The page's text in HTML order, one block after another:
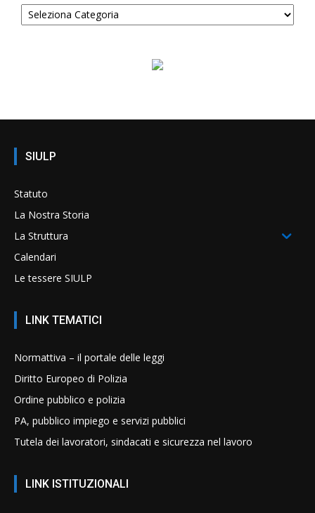
SIULP
Statuto
La Nostra Storia
La Struttura
Calendari
Le tessere SIULP
LINK TEMATICI
Normattiva – il portale delle leggi
Diritto Europeo di Polizia
Ordine pubblico e polizia
PA, pubblico impiego e servizi pubblici
Tutela dei lavoratori, sindacati e sicurezza nel lavoro
LINK ISTITUZIONALI